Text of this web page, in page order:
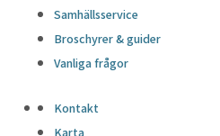
Samhällsservice
Broschyrer & guider
Vanliga frågor
Kontakt
Karta